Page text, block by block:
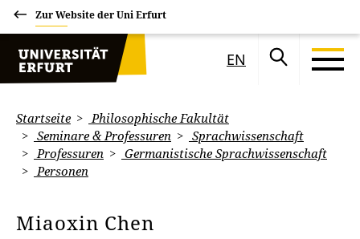
Zur Website der Uni Erfurt
EN
Startseite
Philosophische Fakultät
Seminare & Professuren
Sprachwissenschaft
Professuren
Germanistische Sprachwissenschaft
Personen
Miaoxin Chen